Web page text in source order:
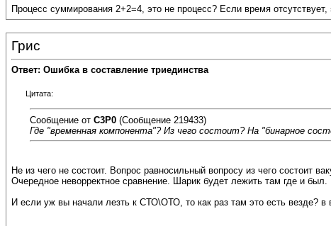
Процесс суммирования 2+2=4, это не процесс? Если время
Грис
Ответ: Ошибка в составление триединства
Цитата:
Сообщение от C3P0 (Сообщение 219433)
Где "временная компонента"? Из чего состоит? На "бинарное
Не из чего не состоит. Вопрос равносильный вопросу из чего состоит
Очередное неворректное сравнение. Шарик будет лежить там где и
И если уж вы начали лезть к СТО\ОТО, то как раз там это есть везде?